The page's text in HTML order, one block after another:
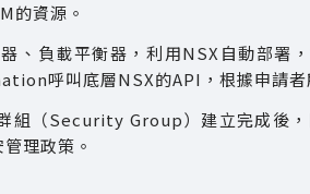
的資源。
、負載平衡器，利用NSX自動部署
呼叫底層NSX的API，根據申請者
組（Security Group）建立完成
理政策。